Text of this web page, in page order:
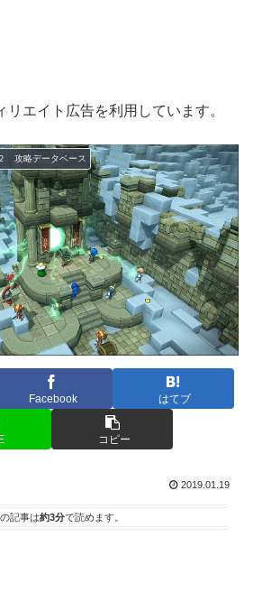
エイト広告を利用しています。
攻略データベース
Facebook はてブ
コピー
2019.01.19
記事は約3分で読めます。